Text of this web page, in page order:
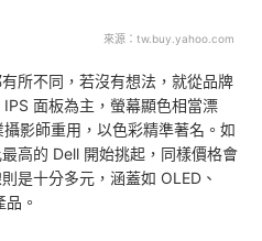
來源： tw.buy.yahoo.com
所不同，若沒有想法，就從品牌
面板為主，螢幕顯色相當漂
影師重用，以色彩精準著名。如
高的 Dell 開始挑起，同樣價格會
是十分多元，涵蓋如 OLED、
。